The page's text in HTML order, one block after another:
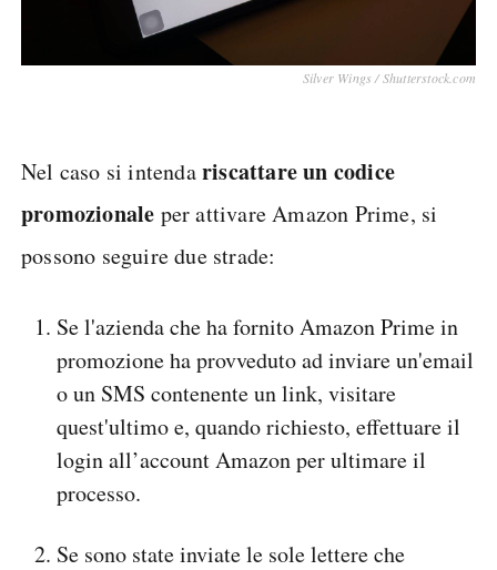
Silver Wings / Shutterstock.com
Nel caso si intendariscattare un codice
promozionale per attivare Amazon Prime, si
possono seguire due strade:
Se l'azienda che ha fornito Amazon Prime in
promozione ha provveduto ad inviare un'email
o un SMS contenente un link, visitare
quest'ultimo e, quando richiesto, effettuare il
login all’account Amazon per ultimare il
processo.
Se sono state inviate le sole lettere che